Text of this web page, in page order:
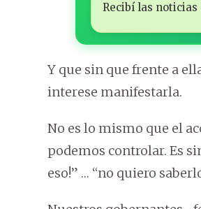
Recibí las noticias
Y que sin que frente a
interese manifestarla.
No es lo mismo que el
podemos controlar. Es
eso!” … “no quiero